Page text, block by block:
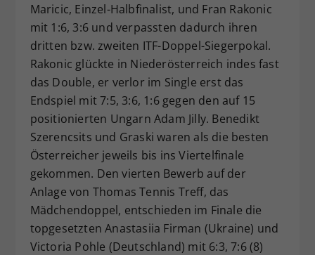
Maricic, Einzel-Halbfinalist, und Fran Rakonic
mit 1:6, 3:6 und verpassten dadurch ihren
dritten bzw. zweiten ITF-Doppel-Siegerpokal.
Rakonic glückte in Niederösterreich indes fast
das Double, er verlor im Single erst das
Endspiel mit 7:5, 3:6, 1:6 gegen den auf 15
positionierten Ungarn Adam Jilly. Benedikt
Szerencsits und Graski waren als die besten
Österreicher jeweils bis ins Viertelfinale
gekommen. Den vierten Bewerb auf der
Anlage von Thomas Tennis Treff, das
Mädchendoppel, entschieden im Finale die
topgesetzten Anastasiia Firman (Ukraine) und
Victoria Pohle (Deutschland) mit 6:3, 7:6 (8)